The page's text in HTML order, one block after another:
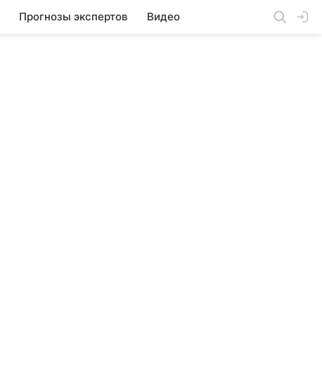
Прогнозы экспертов Видео